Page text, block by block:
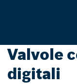
Valvole
digitali